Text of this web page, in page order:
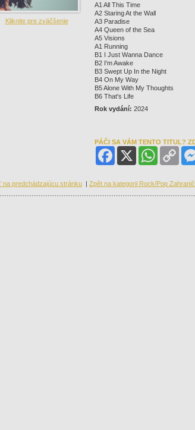
Kliknite pre zväčšenie
A1 All This Time
A2 Staring At the Wall
A3 Paradise
A4 Queen of the Sea
A5 Visions
A1 Running
B1 I Just Wanna Dance
B2 I'm Awake
B3 Swept Up In the Night
B4 On My Way
B5 Alone With My Thoughts
B6 That's Life
Rok vydání: 2024
PÁČI SA VÁM TENTO TITUL?
Facebook
WhatsAppCopy
Link
na predchádzajúcu stránku | Zpět na kategorii Rock/Pop